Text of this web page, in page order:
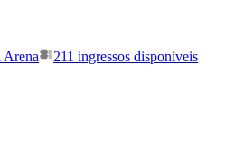
Arena 211 ingressos disponíveis